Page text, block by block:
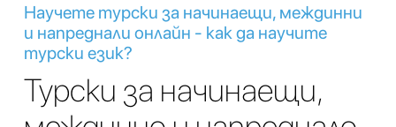
Научете турски за начинаещи, междинни
и напреднали онлайн - как да научите
турски език?
Турски за начинаещи,